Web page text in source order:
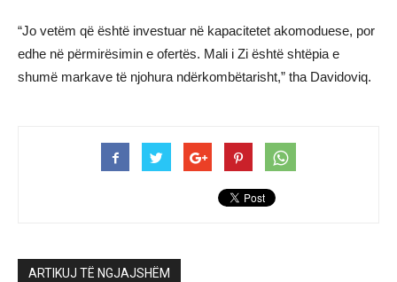
“Jo vetëm që është investuar në kapacitetet akomoduese, por
edhe në përmirësimin e ofertës. Mali i Zi është shtëpia e
shumë markave të njohura ndërkombëtarisht,” tha Davidoviq.
ARTIKUJ TË NGJAJSHËM